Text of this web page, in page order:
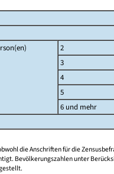
2
3
4
5
6 und mehr
die Anschriften für die
Bevölkerungszahlen unter